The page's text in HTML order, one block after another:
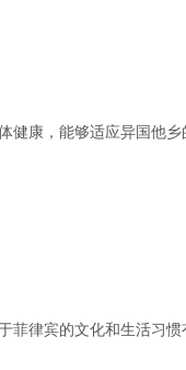
健康，能够适应异国他
菲律宾的文化和生活习